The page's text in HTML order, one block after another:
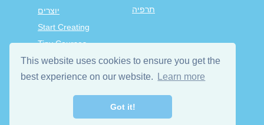
This website uses cookies to ensure you get the
best experience on our website.
Learn more
Got it!
תרפיה
יוצרים
Start Creating
Tiny Courses
טייני טאפ פרימיום
תנאי השימוש